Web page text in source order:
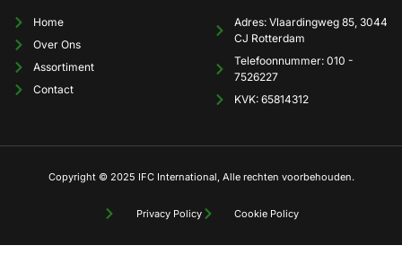
Home
Over Ons
Assortiment
Contact
Adres: Vlaardingweg 85, 3044
CJ Rotterdam
Telefoonnummer: 010 -
7526227
KVK: 65814312
Copyright © 2025 IFC International, Alle rechten voorbehouden.
Privacy Policy Cookie Policy